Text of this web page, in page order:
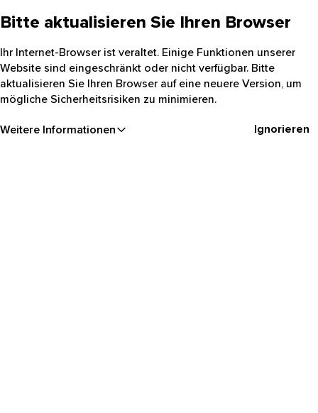
Bitte aktualisieren Sie Ihren Browser
Ihr Internet-Browser ist veraltet. Einige Funktionen unserer
Website sind eingeschränkt oder nicht verfügbar. Bitte
aktualisieren Sie Ihren Browser auf eine neuere Version, um
mögliche Sicherheitsrisiken zu minimieren.
Weitere Informationen Ignorieren